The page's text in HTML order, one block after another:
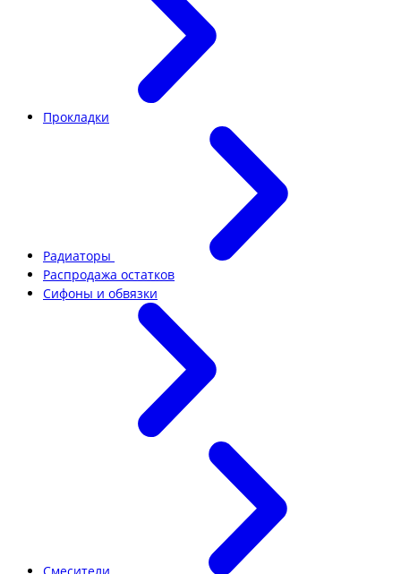
Прокладки
Радиаторы
Распродажа остатков
Сифоны и обвязки
Смесители